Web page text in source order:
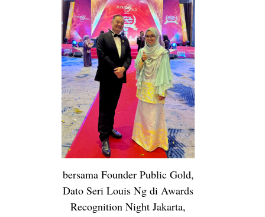
bersama Founder Public Gold,
Dato Seri Louis Ng di Awards
Recognition Night Jakarta,